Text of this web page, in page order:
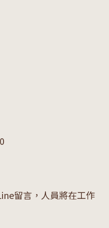
留言，人員將在工作